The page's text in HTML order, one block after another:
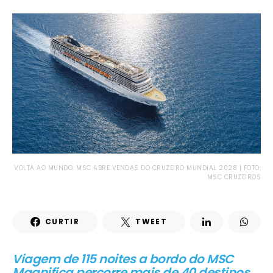
VOLTA AO MUNDO: MSC ABRE VENDAS DO CRUZEIRO MUNDIAL 2028 | FOTO:
MSC CRUZEIROS
CURTIR TWEET
Viagem de 115 noites a bordo do MSC